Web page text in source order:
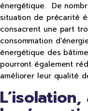
énergétique. De
situation de précarité
consacrent une part
consommation
énergétique des
pourront également
améliorer leur qualité